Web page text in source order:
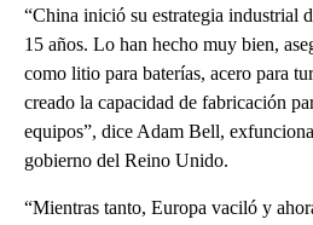
“China inició su estrategia industrial
15 años. Lo han hecho muy bien,
como litio para baterías, acero para
creado la capacidad de fabricación
equipos”, dice Adam Bell,
gobierno del Reino Unido.
“Mientras tanto, Europa vaciló y